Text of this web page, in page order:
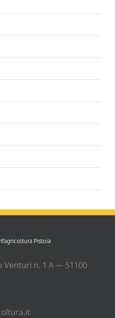
Pistoia
Ven­tu­ri n. 1 A — 51100